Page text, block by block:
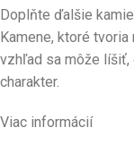
Doplňte ďalšie
Kamene, ktoré
vzhľad sa môže líšiť,
charakter.
Viac informácií